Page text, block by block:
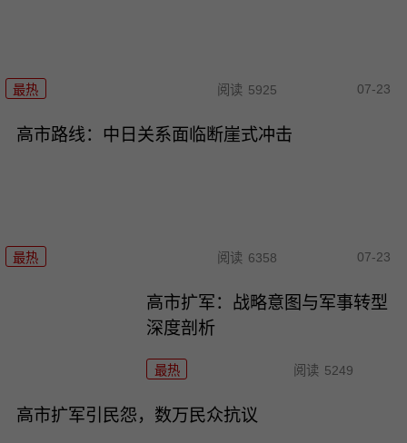
最热 阅读 5925 07-23
高市路线：中日关系面临断崖式冲击
最热 阅读 6358 07-23
高市扩军：战略意图与军事转型
深度剖析
最热 阅读 5249
高市扩军引民怨，数万民众抗议